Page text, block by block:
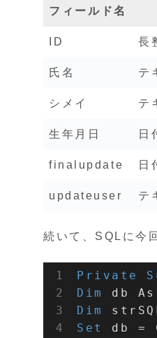
フィールド名
ID 長
氏名 テ
シメイ テ
生年月日 日
finalupdate 日
updateuser テ
続いて、SQLに今
Private
Dim
Dim
Set
db =